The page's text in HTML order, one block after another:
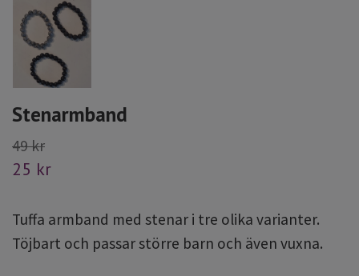
Stenarmband
49 kr
25 kr
Tuffa armband med stenar i tre olika varianter.
Töjbart och passar större barn och även vuxna.